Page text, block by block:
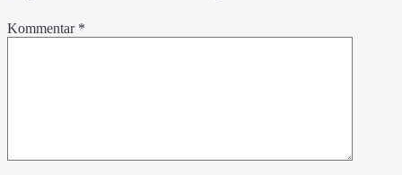
Kommentar *